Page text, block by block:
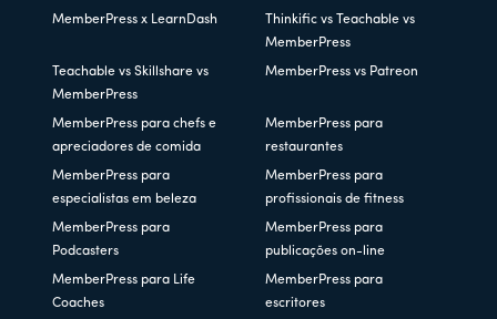
MemberPress x LearnDash
Thinkific vs Teachable vs
MemberPress
Teachable vs Skillshare vs
MemberPress
MemberPress vs Patreon
MemberPress para chefs e
apreciadores de comida
MemberPress para
restaurantes
MemberPress para
especialistas em beleza
MemberPress para
profissionais de fitness
MemberPress para
Podcasters
MemberPress para
publicações on-line
MemberPress para Life
Coaches
MemberPress para
escritores